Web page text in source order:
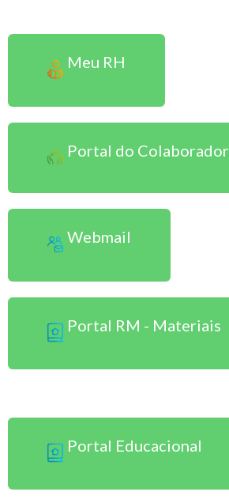
Meu RH
Portal do Colaborador
Webmail
Portal RM - Materiais
Portal Educacional